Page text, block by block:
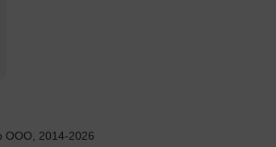
ООО, 2014-2026